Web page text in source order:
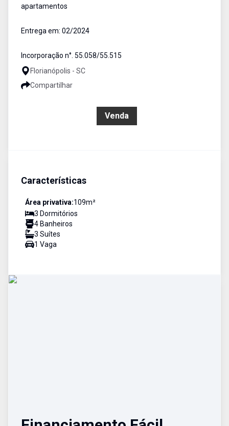
apartamentos
Entrega em: 02/2024
Incorporação n°. 55.058/55.515
Florianópolis - SC
Compartilhar
Venda
Características
Área privativa:109m²
3 Dormitórios
4 Banheiros
3 Suítes
1 Vaga